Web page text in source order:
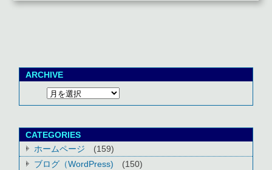
ARCHIVE
CATEGORIES
ホームページ
(159)
ブログ（WordPress)
(150)